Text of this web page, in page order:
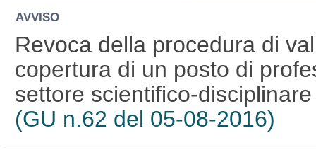
AVVISO
Revoca della procedura di
copertura di un posto di
settore scientifico-
(GU n.62 del 05-08-2016)